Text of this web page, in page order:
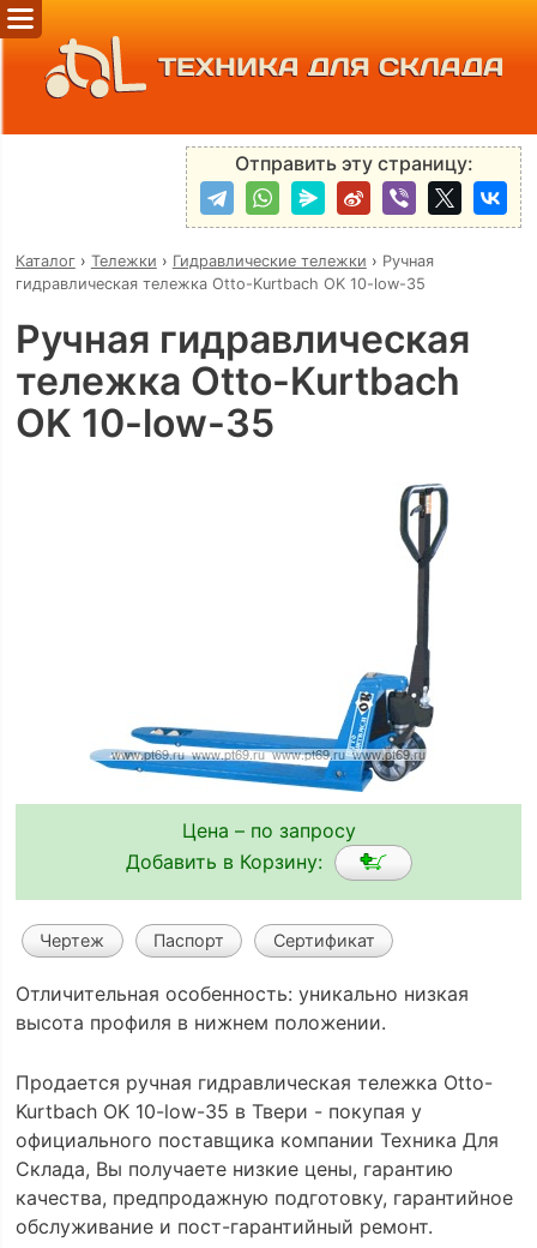
ТЕХНИКА ДЛЯ СКЛАДА
Отправить эту страницу:
Каталог› Тележки › Гидравлические тележки › Ручная
гидравлическая тележка Otto-Kurtbach OK 10-low-35
Ручная гидравлическая
тележка Otto-Kurtbach
OK 10-low-35
Цена – по запросу
Добавить в Корзину:
Чертеж Паспорт Сертификат
Отличительная особенность: уникально низкая
высота профиля в нижнем положении.
Продается ручная гидравлическая тележка Otto-
Kurtbach OK 10-low-35 в Твери - покупая у
официального поставщика компании Техника Для
Склада, Вы получаете низкие цены, гарантию
качества, предпродажную подготовку, гарантийное
обслуживание и пост-гарантийный ремонт.